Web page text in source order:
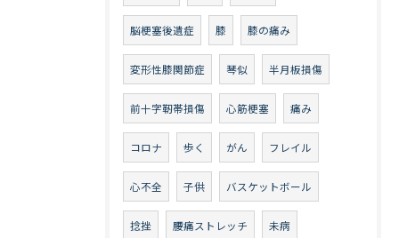
脳梗塞後遺症 膝 膝の痛み
変形性膝関節症 琴似 半月板損傷
前十字靭帯損傷 心筋梗塞 痛み
コロナ 歩く がん フレイル
心不全 子供 バスケットボール
捻挫 腰痛ストレッチ 未病